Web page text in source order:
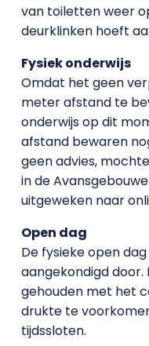
van toiletten weer
deurklinken hoeft
Fysiek onderwijs
Omdat het geen
meter afstand te
onderwijs op dit
afstand bewaren
geen advies,
in de
uitgeweken naar
Open dag
De fysieke open
aangekondigd door.
gehouden met het
drukte te
tijdssloten.